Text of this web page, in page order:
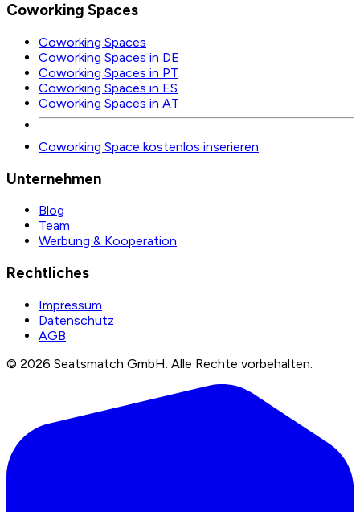
Coworking Spaces
Coworking Spaces
Coworking Spaces in DE
Coworking Spaces in PT
Coworking Spaces in ES
Coworking Spaces in AT
Coworking Space kostenlos inserieren
Unternehmen
Blog
Team
Werbung & Kooperation
Rechtliches
Impressum
Datenschutz
AGB
© 2026 Seatsmatch GmbH. Alle Rechte vorbehalten.